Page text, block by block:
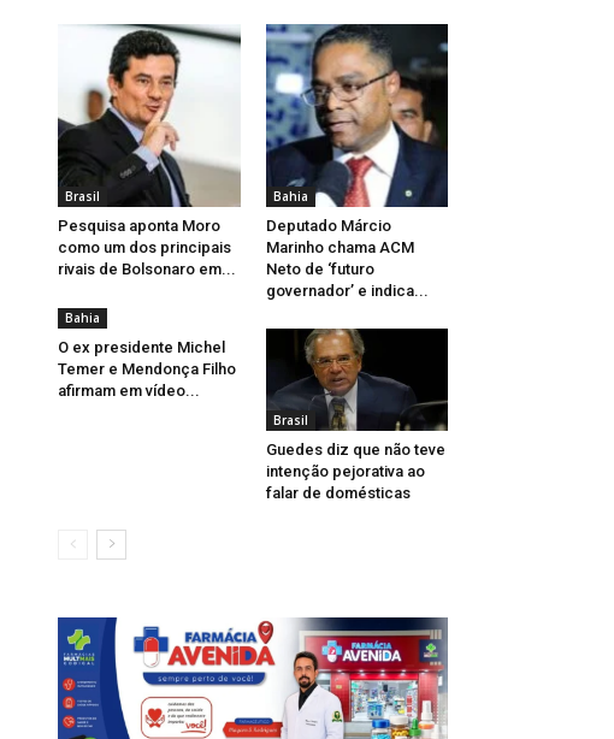
Brasil
Pesquisa aponta Moro
como um dos principais
rivais de Bolsonaro em...
Bahia
Deputado Márcio
Marinho chama ACM
Neto de ‘futuro
governador’ e indica...
Bahia
O ex presidente Michel
Temer e Mendonça Filho
afirmam em vídeo...
Brasil
Guedes diz que não teve
intenção pejorativa ao
falar de domésticas